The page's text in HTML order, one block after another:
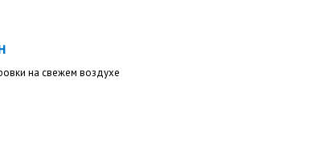
на свежем воздухе